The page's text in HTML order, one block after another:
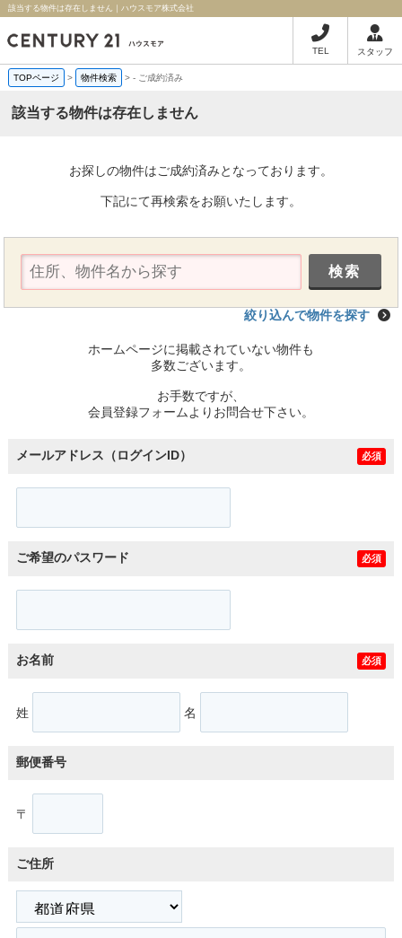
該当する物件は存在しません｜ハウスモア株式会社
TEL スタッフ
TOPページ > 物件検索 >- ご成約済み
該当する物件は存在しません
お探しの物件はご成約済みとなっております。
下記にて再検索をお願いたします。
絞り込んで物件を探す
ホームページに掲載されていない物件も
多数ございます。
お手数ですが、
会員登録フォームよりお問合せ下さい。
メールアドレス（ログインID） 必須
ご希望のパスワード 必須
お名前 必須
姓 名
郵便番号
〒
ご住所